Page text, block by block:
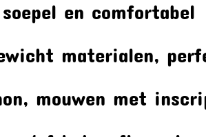
en comfortabel
materialen,
mouwen met